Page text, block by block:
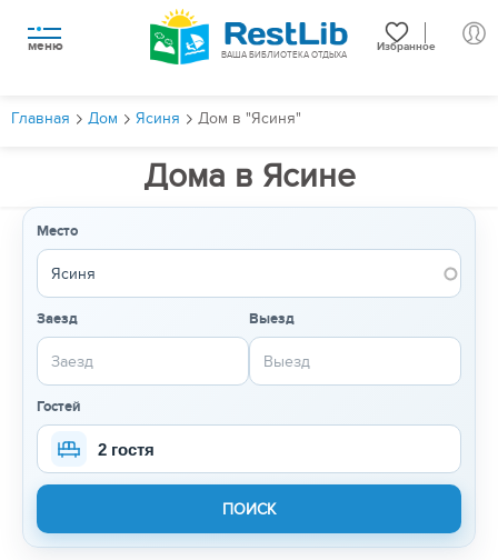
меню Избранное
ВАША БИБЛИОТЕКА ОТДЫХА
Главная Дом Ясиня Дом в "Ясиня"
Дома в Ясине
Место
Заезд Выезд
Гостей
2 гостя